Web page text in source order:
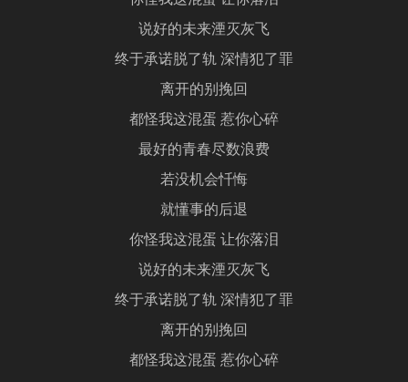
说好的未来湮灭灰飞
终于承诺脱了轨 深情犯了罪
离开的别挽回
都怪我这混蛋 惹你心碎
最好的青春尽数浪费
若没机会忏悔
就懂事的后退
你怪我这混蛋 让你落泪
说好的未来湮灭灰飞
终于承诺脱了轨 深情犯了罪
离开的别挽回
都怪我这混蛋 惹你心碎